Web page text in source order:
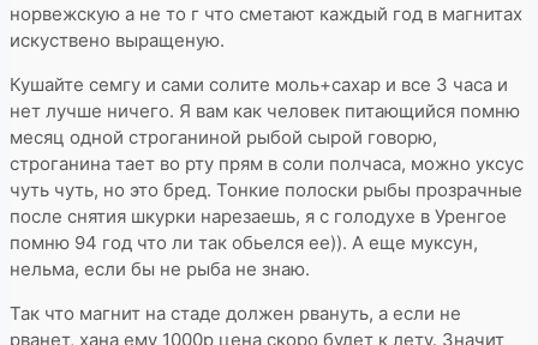
норвежскую а не то г что сметают каждый год в магнитах
искуствено выращеную.
Кушайте семгу и сами солите моль+сахар и все 3 часа и
нет лучше ничего. Я вам как человек питающийся помню
месяц одной строганиной рыбой сырой говорю,
строганина тает во рту прям в соли полчаса, можно уксус
чуть чуть, но это бред. Тонкие полоски рыбы прозрачные
после снятия шкурки нарезаешь, я с голодухе в Уренгое
помню 94 год что ли так обьелся ее)). А еще муксун,
нельма, если бы не рыба не знаю.
Так что магнит на стаде должен рвануть, а если не
рванет, хана ему 1000р цена скоро будет к лету. Значит